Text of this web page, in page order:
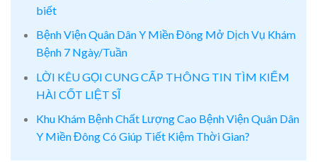
biết
Bệnh Viện Quân Dân Y Miền Đông Mở Dịch Vụ Khám
Bệnh 7 Ngày/Tuần
LỜI KÊU GỌI CUNG CẤP THÔNG TIN TÌM KIẾM
HÀI CỐT LIỆT SĨ
Khu Khám Bệnh Chất Lượng Cao Bệnh Viện Quân Dân
Y Miền Đông Có Giúp Tiết Kiệm Thời Gian?